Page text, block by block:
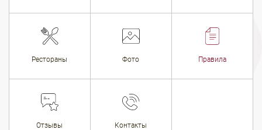
Рестораны Фото Правила
Отзывы Контакты